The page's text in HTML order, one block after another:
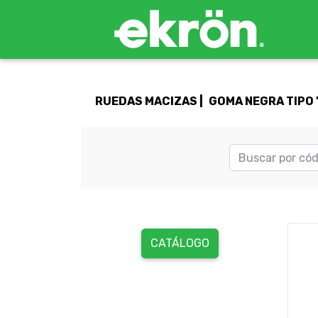
RUEDAS MACIZAS | GOMA NEGRA
CATÁLOGO